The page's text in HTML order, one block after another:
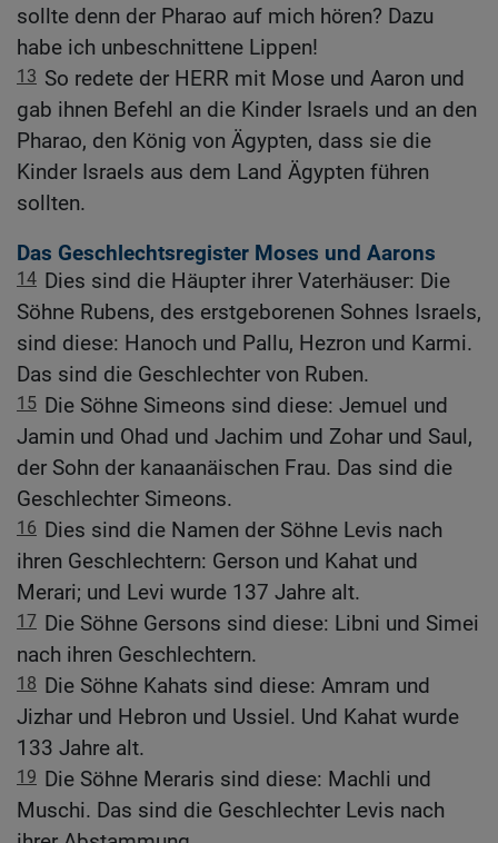
sollte denn der Pharao auf mich hören? Dazu
habe ich unbeschnittene Lippen!
13 So redete der HERR mit Mose und Aaron und
gab ihnen Befehl an die Kinder Israels und an den
Pharao, den König von Ägypten, dass sie die
Kinder Israels aus dem Land Ägypten führen
sollten.
Das Geschlechtsregister Moses und Aarons
14 Dies sind die Häupter ihrer Vaterhäuser: Die
Söhne Rubens, des erstgeborenen Sohnes Israels,
sind diese: Hanoch und Pallu, Hezron und Karmi.
Das sind die Geschlechter von Ruben.
15 Die Söhne Simeons sind diese: Jemuel und
Jamin und Ohad und Jachim und Zohar und Saul,
der Sohn der kanaanäischen Frau. Das sind die
Geschlechter Simeons.
16 Dies sind die Namen der Söhne Levis nach
ihren Geschlechtern: Gerson und Kahat und
Merari; und Levi wurde 137 Jahre alt.
17 Die Söhne Gersons sind diese: Libni und Simei
nach ihren Geschlechtern.
18 Die Söhne Kahats sind diese: Amram und
Jizhar und Hebron und Ussiel. Und Kahat wurde
133 Jahre alt.
19 Die Söhne Meraris sind diese: Machli und
Muschi. Das sind die Geschlechter Levis nach